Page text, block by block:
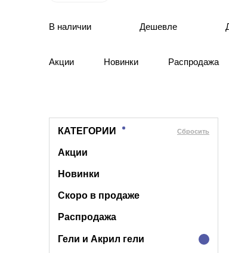
В наличии Дешевле
Акции Новинки Распродажа
КАТЕГОРИИ Cбросить
Акции
Новинки
Скоро в продаже
Распродажа
Гели и Акрил гели